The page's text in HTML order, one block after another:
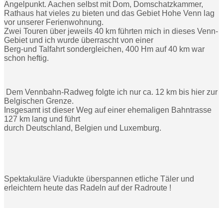
Angelpunkt. Aachen selbst mit Dom, Domschatzkammer,
Rathaus hat vieles zu bieten und das Gebiet Hohe Venn lag
vor unserer Ferienwohnung.
Zwei Touren über jeweils 40 km führten mich in dieses Venn-
Gebiet und ich wurde überrascht von einer
Berg-und Talfahrt sondergleichen, 400 Hm auf 40 km war
schon heftig.
Dem Vennbahn-Radweg folgte ich nur ca. 12 km bis hier zur
Belgischen Grenze.
Insgesamt ist dieser Weg auf einer ehemaligen Bahntrasse
127 km lang und führt
durch Deutschland, Belgien und Luxemburg.
Spektakuläre Viadukte überspannen etliche Täler und
erleichtern heute das Radeln auf der Radroute !